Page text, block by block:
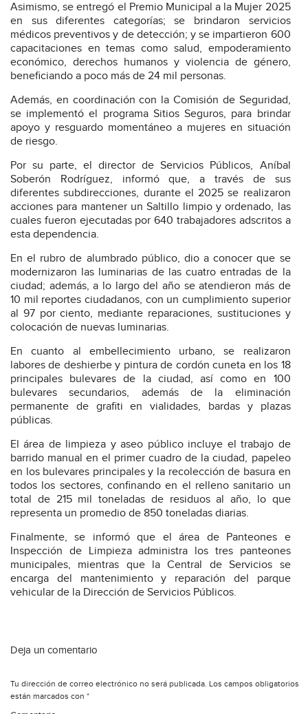
Asimismo, se entregó el Premio Municipal a la Mujer 2025
en sus diferentes categorías; se brindaron servicios
médicos preventivos y de detección; y se impartieron 600
capacitaciones en temas como salud, empoderamiento
económico, derechos humanos y violencia de género,
beneficiando a poco más de 24 mil personas.
Además, en coordinación con la Comisión de Seguridad,
se implementó el programa Sitios Seguros, para brindar
apoyo y resguardo momentáneo a mujeres en situación
de riesgo.
Por su parte, el director de Servicios Públicos, Aníbal
Soberón Rodríguez, informó que, a través de sus
diferentes subdirecciones, durante el 2025 se realizaron
acciones para mantener un Saltillo limpio y ordenado, las
cuales fueron ejecutadas por 640 trabajadores adscritos a
esta dependencia.
En el rubro de alumbrado público, dio a conocer que se
modernizaron las luminarias de las cuatro entradas de la
ciudad; además, a lo largo del año se atendieron más de
10 mil reportes ciudadanos, con un cumplimiento superior
al 97 por ciento, mediante reparaciones, sustituciones y
colocación de nuevas luminarias.
En cuanto al embellecimiento urbano, se realizaron
labores de deshierbe y pintura de cordón cuneta en los 18
principales bulevares de la ciudad, así como en 100
bulevares secundarios, además de la eliminación
permanente de grafiti en vialidades, bardas y plazas
públicas.
El área de limpieza y aseo público incluye el trabajo de
barrido manual en el primer cuadro de la ciudad, papeleo
en los bulevares principales y la recolección de basura en
todos los sectores, confinando en el relleno sanitario un
total de 215 mil toneladas de residuos al año, lo que
representa un promedio de 850 toneladas diarias.
Finalmente, se informó que el área de Panteones e
Inspección de Limpieza administra los tres panteones
municipales, mientras que la Central de Servicios se
encarga del mantenimiento y reparación del parque
vehicular de la Dirección de Servicios Públicos.
Deja un comentario
Tu dirección de correo electrónico no será publicada. Los campos obligatorios
están marcados con *